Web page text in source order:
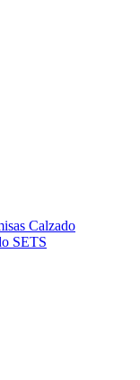
Calzado
SETS